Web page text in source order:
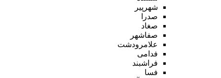
شهرپیر
صدرا
صغاد
صفاشهر
علامرودشت
فدامی
فراشبند
فسا